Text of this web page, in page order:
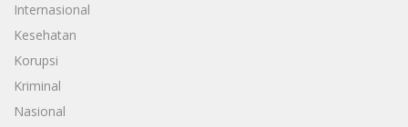
Internasional
Kesehatan
Korupsi
Kriminal
Nasional